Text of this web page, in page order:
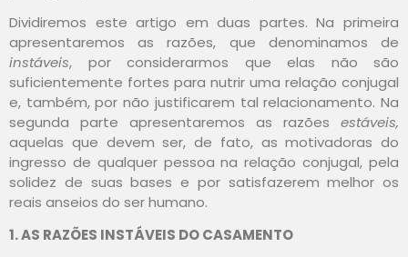
Dividiremos este artigo em duas partes. Na primeira
apresentaremos as razões, que denominamos de
instáveis, por considerarmos que elas não são
suficientemente fortes para nutrir uma relação conjugal
e, também, por não justificarem tal relacionamento. Na
segunda parte apresentaremos as razões estáveis,
aquelas que devem ser, de fato, as motivadoras do
ingresso de qualquer pessoa na relação conjugal, pela
solidez de suas bases e por satisfazerem melhor os
reais anseios do ser humano.
1. AS RAZÕES INSTÁVEIS DO CASAMENTO